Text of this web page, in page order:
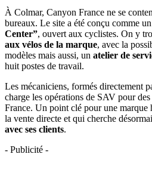
À Colmar, Canyon France ne se
bureaux. Le site a été conçu comme un
Center”, ouvert aux cyclistes. On y
aux vélos de la marque, avec la
modèles mais aussi, un atelier de
huit postes de travail.
Les mécaniciens, formés directement
charge les opérations de SAV pour
France. Un point clé pour une marque
la vente directe et qui cherche
avec ses clients.
- Publicité -